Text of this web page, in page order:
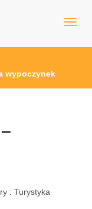
wypoczynek
: Turystyka